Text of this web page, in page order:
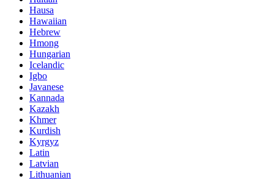
Hausa
Hawaiian
Hebrew
Hmong
Hungarian
Icelandic
Igbo
Javanese
Kannada
Kazakh
Khmer
Kurdish
Kyrgyz
Latin
Latvian
Lithuanian